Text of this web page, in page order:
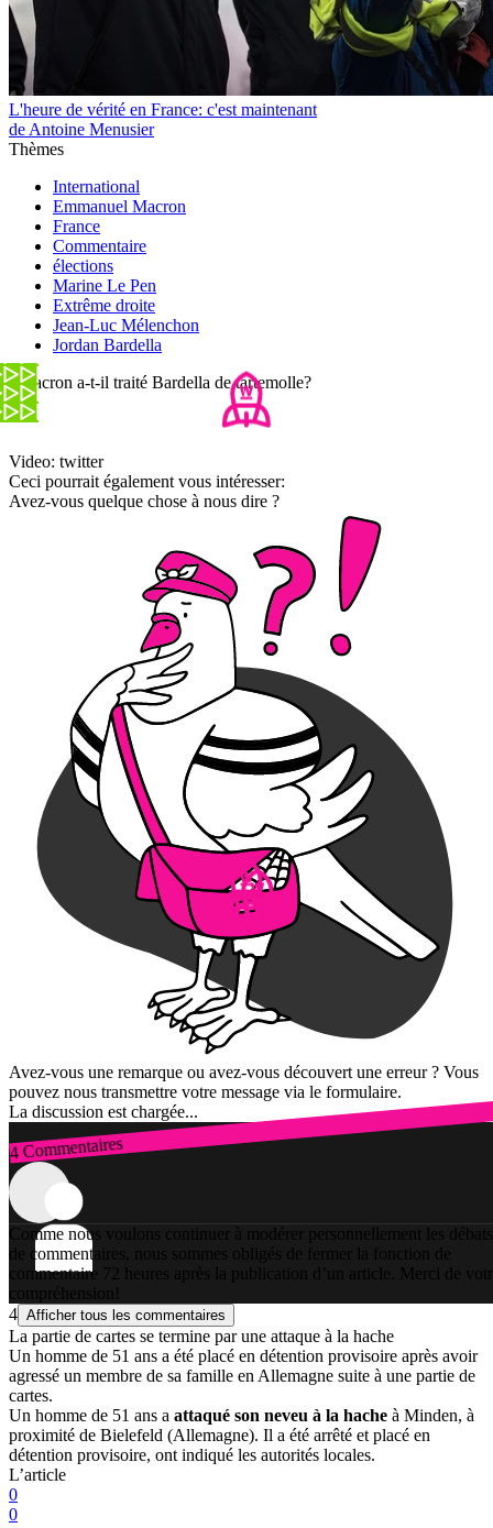
L'heure de vérité en France: c'est maintenant
de Antoine Menusier
Thèmes
International
Emmanuel Macron
France
Commentaire
élections
Marine Le Pen
Extrême droite
Jean-Luc Mélenchon
Jordan Bardella
- Macron a-t-il traité Bardella de tartemolle?
Video: twitter
Ceci pourrait également vous intéresser:
Avez-vous quelque chose à nous dire ?
Avez-vous une remarque ou avez-vous découvert une erreur ? Vous
pouvez nous transmettre votre message via le formulaire.
La discussion est chargée...
4 Commentaires
Connexion
Comme nous voulons continuer à modérer personnellement les débats
de commentaires, nous sommes obligés de fermer la fonction de
commentaire 72 heures après la publication d’un article. Merci de
compréhension!
4 Afficher tous les commentaires
La partie de cartes se termine par une attaque à la hache
Un homme de 51 ans a été placé en détention provisoire après avoir
agressé un membre de sa famille en Allemagne suite à une partie de
cartes.
Un homme de 51 ans a attaqué son neveu à la hache à Minden, à
proximité de Bielefeld (Allemagne). Il a été arrêté et placé en
détention provisoire, ont indiqué les autorités locales.
L’article
0
0